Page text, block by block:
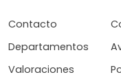
Contacto
Departamentos
Valoraciones